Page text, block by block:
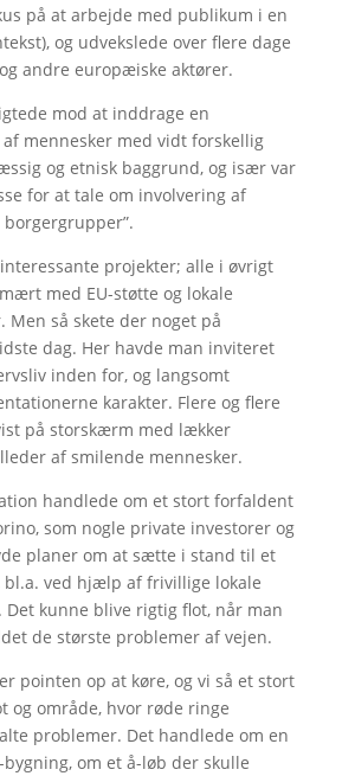
på at arbejde med publikum i en
og udvekslede over flere dage
andre europæiske aktører.
mod at inddrage en
mennesker med vidt forskellig
og etnisk baggrund, og især var
for at tale om involvering af
borgergrupper”.
projekter; alle i øvrigt
med EU-støtte og lokale
Men så skete der noget på
dag. Her havde man inviteret
inden for, og langsomt
karakter. Flere og flere
på storskærm med lækker
af smilende mennesker.
handlede om et stort forfaldent
som nogle private investorer og
planer om at sætte i stand til et
ved hjælp af frivillige lokale
kunne blive rigtig flot, når man
de største problemer af vejen.
pointen op at køre, og vi så et stort
og område, hvor røde ringe
problemer. Det handlede om en
om et å-løb der skulle